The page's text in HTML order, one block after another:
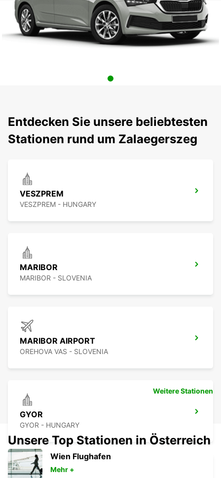
Entdecken Sie unsere beliebtesten
Stationen rund um Zalaegerszeg
VESZPREM
VESZPREM - HUNGARY
MARIBOR
MARIBOR - SLOVENIA
MARIBOR AIRPORT
OREHOVA VAS - SLOVENIA
GYOR
GYOR - HUNGARY
Weitere Stationen
Unsere Top Stationen in Österreich
Wien Flughafen
Mehr +